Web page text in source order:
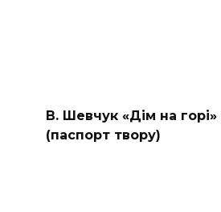
В. Шевчук «Дім на горі»
(паспорт твору)